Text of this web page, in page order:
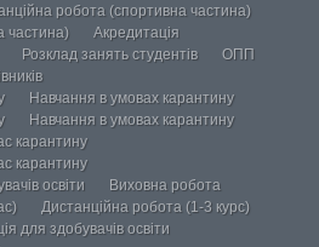
робота (спортивна частина)
частина)
Акредитація
Розклад занять студентів
ОПП
Навчання в умовах карантину
Навчання в умовах карантину
карантину
карантину
освіти
Виховна робота
Дистанційна робота (1-3 курс)
для здобувачів освіти